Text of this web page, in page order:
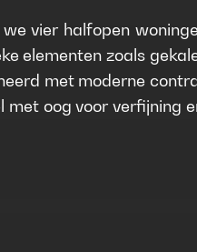
vier halfopen
elementen zoals
met moderne
oog voor verfijning